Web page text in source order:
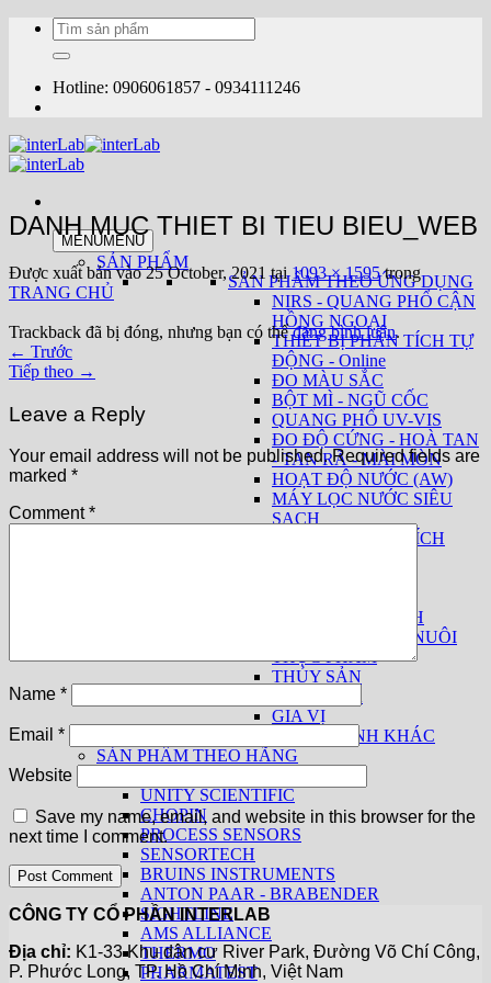
dung
Tìm
kiếm:
Hotline: 0906061857 - 0934111246
MENUMENU
SẢN PHẨM
SẢN PHẨM THEO ỨNG DỤNG
NIRS - QUANG PHỔ CẬN
HỒNG NGOẠI
THIẾT BỊ PHÂN TÍCH TỰ
ĐỘNG - Online
ĐO MÀU SẮC
BỘT MÌ - NGŨ CỐC
QUANG PHỔ UV-VIS
ĐO ĐỘ CỨNG - HOÀ TAN
- TAN RÃ - MÀI MÒN
HOẠT ĐỘ NƯỚC (AW)
MÁY LỌC NƯỚC SIÊU
SẠCH
THIẾT BỊ PHÂN TÍCH
THIẾT BỊ THEO NGÀNH
THỨC ĂN CHĂN NUÔI
THỰC PHẨM
THỦY SẢN
GIA VỊ
CÁC NGÀNH KHÁC
SẢN PHẨM THEO HÃNG
UNITY SCIENTIFIC
CHOPIN
PROCESS SENSORS
SENSORTECH
BRUINS INSTRUMENTS
ANTON PAAR - BRABENDER
SIGHTLINE
AMS ALLIANCE
THERMO
PHARMATEST
DANH MUC THIET BI TIEU BIEU_WEB
Được xuất bản vào25 October, 2021 tại1093 × 1595trong
TRANG CHỦ
Trackback đã bị đóng, nhưng bạn có thểđăng bình luận.
← Trước
Tiếp theo →
Leave a Reply
Your email address will not be published. Required fields are
marked *
Comment*
Name *
Email *
Website
Save my name, email, and website in this browser for the
next time I comment.
CÔNG TY CỔ PHẦN INTERLAB
Địa chỉ: K1-33 Khu dân cư River Park, Đường Võ Chí Công,
P. Phước Long, TP. Hồ Chí Minh, Việt Nam